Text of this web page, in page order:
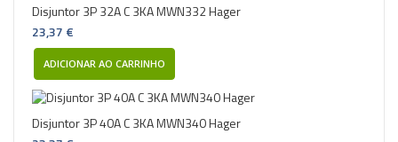
Disjuntor 3P 32A C 3KA MWN332 Hager
23,37 €
ADICIONAR AO CARRINHO
Disjuntor 3P 40A C 3KA MWN340 Hager